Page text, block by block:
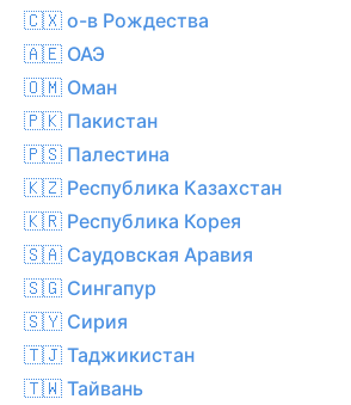
🇨🇽 о-в Рождества
🇦🇪 ОАЭ
🇴🇲 Оман
🇵🇰 Пакистан
🇵🇸 Палестина
🇰🇿 Республика Казахстан
🇰🇷 Республика Корея
🇸🇦 Саудовская Аравия
🇸🇬 Сингапур
🇸🇾 Сирия
🇹🇯 Таджикистан
🇹🇼 Тайвань